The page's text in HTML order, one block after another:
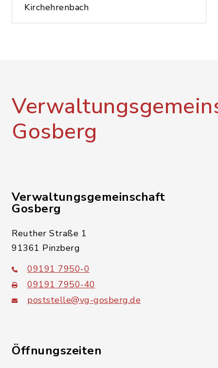
Kirchehrenbach
Gosberg
Verwaltungsgemeinschaft
Gosberg
Reuther Straße 1
91361 Pinzberg
09191 7950-0
09191 7950-40
poststelle@vg-gosberg.de
Öffnungszeiten